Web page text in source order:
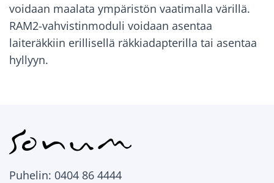
voidaan maalata ympäristön vaatimalla värillä.
RAM2-vahvistinmoduli voidaan asentaa
laiteräkkiin erillisellä räkkiadapterilla tai asentaa
hyllyyn.
Puhelin: 0404 86 4444